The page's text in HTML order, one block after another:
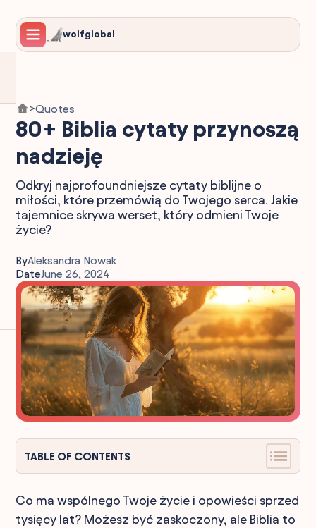
wolfglobal
>Quotes
80+ Biblia cytaty przynoszą
nadzieję
Odkryj najprofoundniejsze cytaty biblijne o
miłości, które przemówią do Twojego serca. Jakie
tajemnice skrywa werset, który odmieni Twoje
życie?
ByAleksandra Nowak
DateJune 26, 2024
TABLE OF CONTENTS
Co ma wspólnego Twoje życie i opowieści sprzed
tysięcy lat? Możesz być zaskoczony, ale Biblia to